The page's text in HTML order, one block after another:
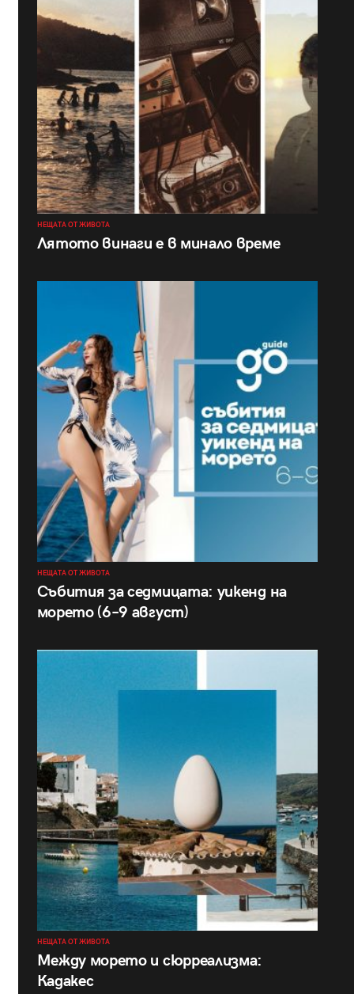
НЕЩАТА ОТ ЖИВОТА
Лятото винаги е в минало време
НЕЩАТА ОТ ЖИВОТА
Събития за седмицата: уикенд на
морето (6–9 август)
НЕЩАТА ОТ ЖИВОТА
Между морето и сюрреализма:
Кадакес